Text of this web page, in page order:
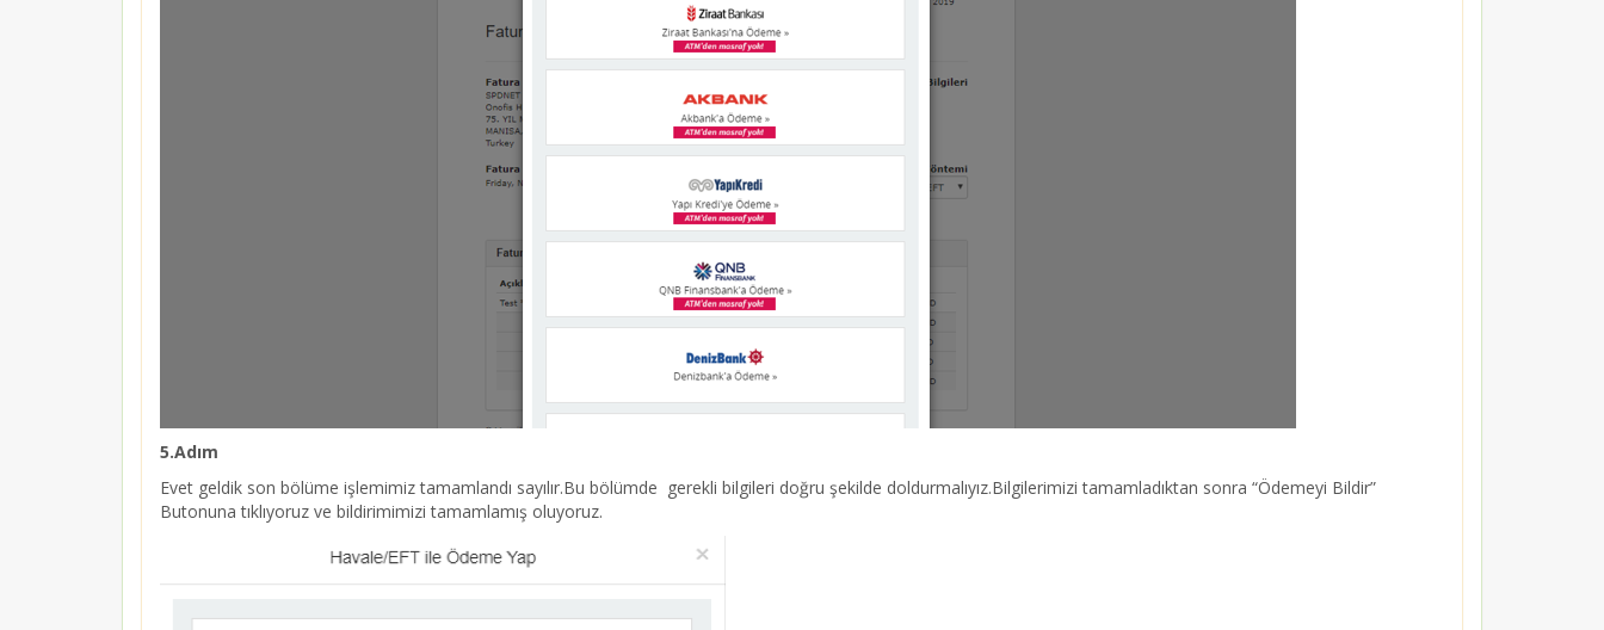
5.Adım
Evet geldik son bölüme işlemimiz tamamlandı sayılır.Bu bölümde gerekli bilgileri doğru şekilde doldurmalıyız.Bilgilerimizi tamamladıktan sonra “Ödemeyi Bildir”
Butonuna tıklıyoruz ve bildirimimizi tamamlamış oluyoruz.